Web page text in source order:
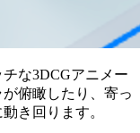
な3DCGアニメー
俯瞰したり、寄っ
き回ります。